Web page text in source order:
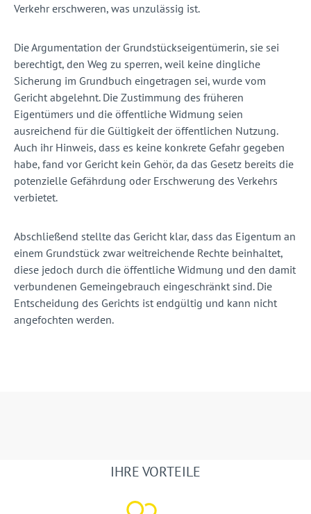
Verkehr erschweren, was unzulässig ist.
Die Argumentation der Grundstückseigentümerin, sie sei
berechtigt, den Weg zu sperren, weil keine dingliche
Sicherung im Grundbuch eingetragen sei, wurde vom
Gericht abgelehnt. Die Zustimmung des früheren
Eigentümers und die öffentliche Widmung seien
ausreichend für die Gültigkeit der öffentlichen Nutzung.
Auch ihr Hinweis, dass es keine konkrete Gefahr gegeben
habe, fand vor Gericht kein Gehör, da das Gesetz bereits die
potenzielle Gefährdung oder Erschwerung des Verkehrs
verbietet.
Abschließend stellte das Gericht klar, dass das Eigentum an
einem Grundstück zwar weitreichende Rechte beinhaltet,
diese jedoch durch die öffentliche Widmung und den damit
verbundenen Gemeingebrauch eingeschränkt sind. Die
Entscheidung des Gerichts ist endgültig und kann nicht
angefochten werden.
IHRE VORTEILE